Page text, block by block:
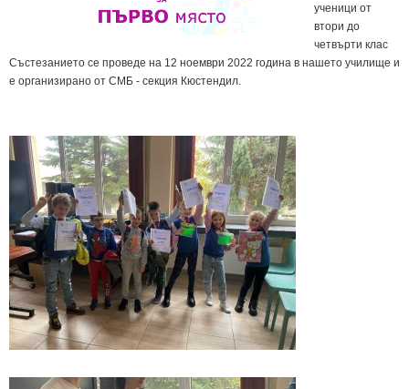
ученици от
втори до
четвърти клас
Състезанието се проведе на 12 ноември 2022 година в нашето училище и
е организирано от СМБ - секция Кюстендил.